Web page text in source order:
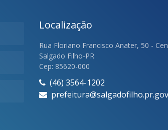
Localização
Rua Floriano Francisco Anater, 50 -
Salgado Filho-PR
Cep: 85620-000
(46) 3564-1202